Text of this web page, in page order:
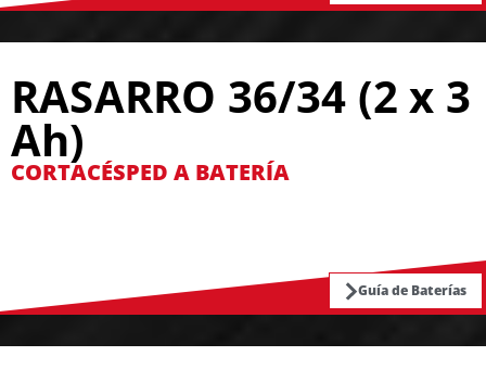
RASARRO 36/34 (2 x 3
Ah)
CORTACÉSPED A BATERÍA
Guía de Baterías